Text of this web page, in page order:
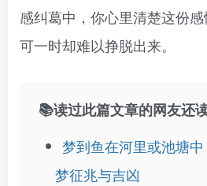
感纠葛中，你心里清楚这份感
可一时却难以挣脱出来。
📚读过此篇文章的网友还
梦到鱼在河里或池塘
梦征兆与吉凶